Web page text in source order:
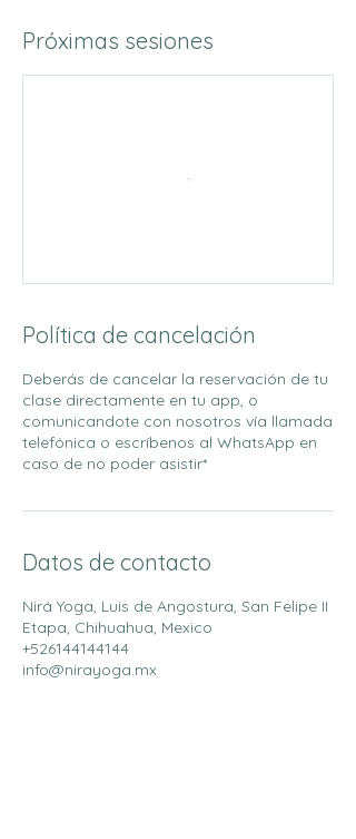
Próximas sesiones
Política de cancelación
Deberás de cancelar la reservación de tu
clase directamente en tu app, o
comunicandote con nosotros vía llamada
telefónica o escríbenos al WhatsApp en
caso de no poder asistir*
Datos de contacto
Nirá Yoga, Luis de Angostura, San Felipe II
Etapa, Chihuahua, Mexico
+526144144144
info@nirayoga.mx